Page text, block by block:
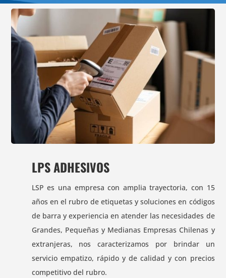
LPS ADHESIVOS
LSP es una empresa con amplia trayectoria, con 15
años en el rubro de etiquetas y soluciones en códigos
de barra y experiencia en atender las necesidades de
Grandes, Pequeñas y Medianas Empresas Chilenas y
extranjeras, nos caracterizamos por brindar un
servicio empatizo, rápido y de calidad y con precios
competitivo del rubro.